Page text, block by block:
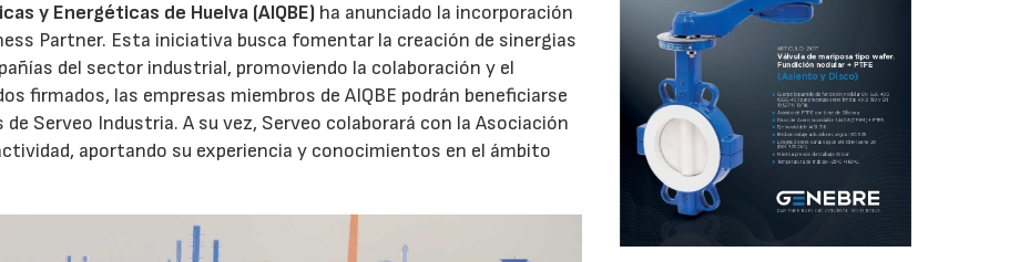
y Energéticas de Huelva (AIQBE) ha anunciado la incorporación
Partner. Esta iniciativa busca fomentar la creación de sinergias
del sector industrial, promoviendo la colaboración y el
firmados, las empresas miembros de AIQBE podrán beneficiarse
Serveo Industria. A su vez, Serveo colaborará con la Asociación
aportando su experiencia y conocimientos en el ámbito